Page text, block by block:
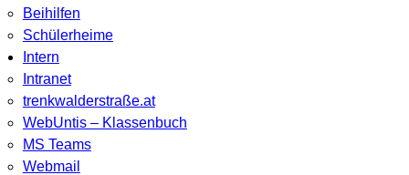
Beihilfen
Schülerheime
Intern
Intranet
trenkwalderstraße.at
WebUntis – Klassenbuch
MS Teams
Webmail